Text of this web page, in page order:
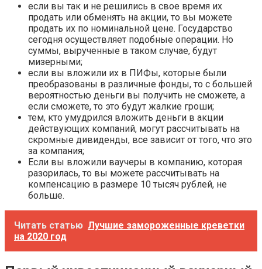
если вы так и не решились в свое время их
продать или обменять на акции, то вы можете
продать их по номинальной цене. Государство
сегодня осуществляет подобные операции. Но
суммы, вырученные в таком случае, будут
мизерными;
если вы вложили их в ПИФы, которые были
преобразованы в различные фонды, то с большей
вероятностью деньги вы получить не сможете, а
если сможете, то это будут жалкие гроши;
тем, кто умудрился вложить деньги в акции
действующих компаний, могут рассчитывать на
скромные дивиденды, все зависит от того, что это
за компания;
Если вы вложили ваучеры в компанию, которая
разорилась, то вы можете рассчитывать на
компенсацию в размере 10 тысяч рублей, не
больше.
Читать статью Лучшие замороженные креветки
на 2020 год